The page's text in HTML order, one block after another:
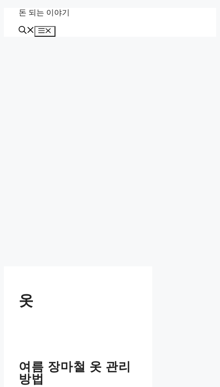
content
돈 되는 이야기
Menu
옷
여름 장마철 옷 관리
방법